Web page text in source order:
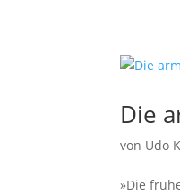
Die
von Udo
»Die